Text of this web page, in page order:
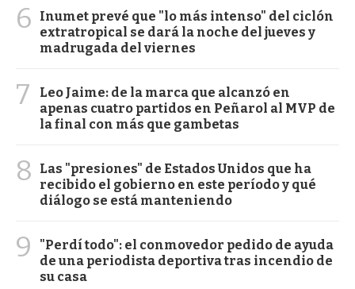
6
Inumet prevé que "lo más intenso" del ciclón
extratropical se dará la noche del jueves y
madrugada del viernes
7
Leo Jaime: de la marca que alcanzó en
apenas cuatro partidos en Peñarol al MVP de
la final con más que gambetas
8
Las "presiones" de Estados Unidos que ha
recibido el gobierno en este período y qué
diálogo se está manteniendo
9
"Perdí todo": el conmovedor pedido de ayuda
de una periodista deportiva tras incendio de
su casa